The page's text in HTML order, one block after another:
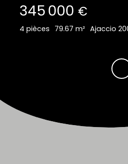
345 000 €
4 pièces 79.67 m² Ajaccio